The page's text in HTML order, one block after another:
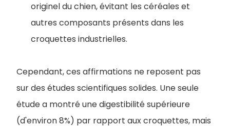
originel du chien, évitant les céréales et
autres composants présents dans les
croquettes industrielles.
Cependant, ces affirmations ne reposent pas
sur des études scientifiques solides. Une seule
étude a montré une digestibilité supérieure
(d'environ 8%) par rapport aux croquettes, mais